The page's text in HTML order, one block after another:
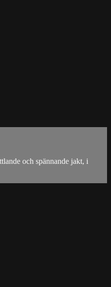
och spännande jakt, i